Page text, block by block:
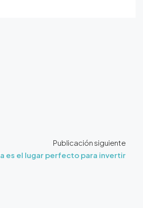
Publicación siguiente
es el lugar perfecto para invertir